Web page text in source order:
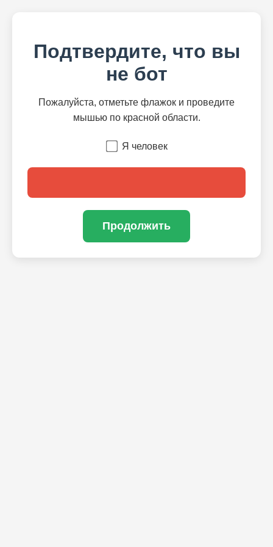
Подтвердите, что вы
не бот
Пожалуйста, отметьте флажок и проведите
мышью по красной области.
Я человек
Продолжить